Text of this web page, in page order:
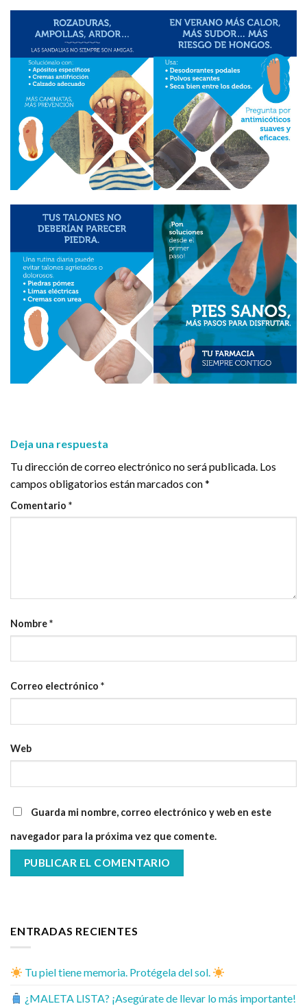
Deja una respuesta
Tu dirección de correo electrónico no será publicada. Los
campos obligatorios están marcados con*
Comentario *
Nombre*
Correo electrónico *
Web
Guarda mi nombre, correo electrónico y web en este
navegador para la próxima vez que comente.
ENTRADAS RECIENTES
Tu piel tiene memoria. Protégela del sol.
¿MALETA LISTA? ¡Asegúrate de llevar lo más importante!